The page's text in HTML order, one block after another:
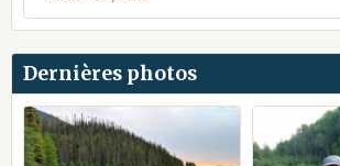
Dernières photos